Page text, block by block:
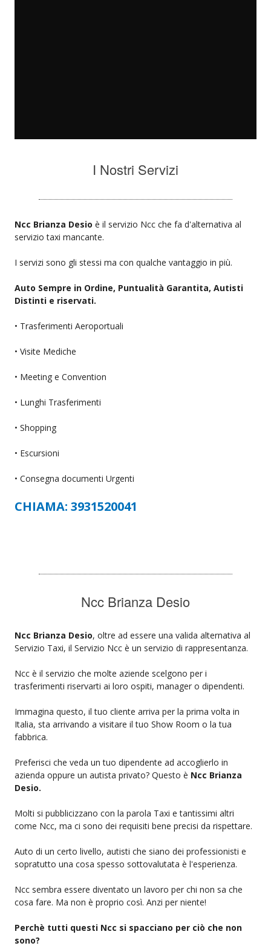
I Nostri Servizi
Ncc Brianza Desio è il servizio Ncc che fa d'alternativa al
servizio taxi mancante.
I servizi sono gli stessi ma con qualche vantaggio in più.
Auto Sempre in Ordine, Puntualità Garantita, Autisti
Distinti e riservati.
• Trasferimenti Aeroportuali
• Visite Mediche
• Meeting e Convention
• Lunghi Trasferimenti
• Shopping
• Escursioni
• Consegna documenti Urgenti
CHIAMA: 3931520041
Ncc Brianza Desio
Ncc Brianza Desio, oltre ad essere una valida alternativa al
Servizio Taxi, il Servizio Ncc è un servizio di rappresentanza.
Ncc è il servizio che molte aziende scelgono per i
trasferimenti riservarti ai loro ospiti, manager o dipendenti.
Immagina questo, il tuo cliente arriva per la prima volta in
Italia, sta arrivando a visitare il tuo Show Room o la tua
fabbrica.
Preferisci che veda un tuo dipendente ad accoglierlo in
azienda oppure un autista privato? Questo è Ncc Brianza
Desio.
Molti si pubblicizzano con la parola Taxi e tantissimi altri
come Ncc, ma ci sono dei requisiti bene precisi da rispettare.
Auto di un certo livello, autisti che siano dei professionisti e
sopratutto una cosa spesso sottovalutata è l'esperienza.
Ncc sembra essere diventato un lavoro per chi non sa che
cosa fare. Ma non è proprio così. Anzi per niente!
Perchè tutti questi Ncc si spacciano per ciò che non
sono?